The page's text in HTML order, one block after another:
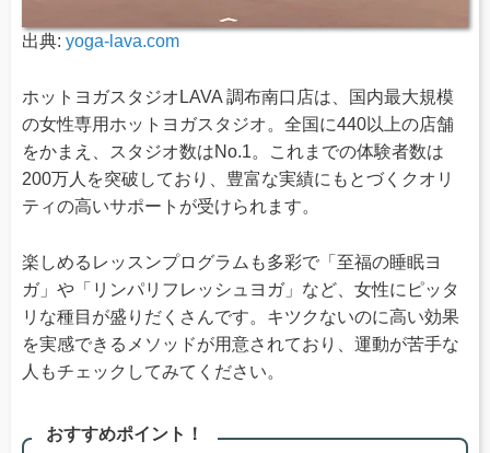
出典: yoga-lava.com
ホットヨガスタジオLAVA 調布南口店は、国内最大規模
の女性専用ホットヨガスタジオ。全国に440以上の店舗
をかまえ、スタジオ数はNo.1。これまでの体験者数は
200万人を突破しており、豊富な実績にもとづくクオリ
ティの高いサポートが受けられます。
楽しめるレッスンプログラムも多彩で「至福の睡眠ヨ
ガ」や「リンパリフレッシュヨガ」など、女性にピッタ
リな種目が盛りだくさんです。キツクないのに高い効果
を実感できるメソッドが用意されており、運動が苦手な
人もチェックしてみてください。
おすすめポイント！